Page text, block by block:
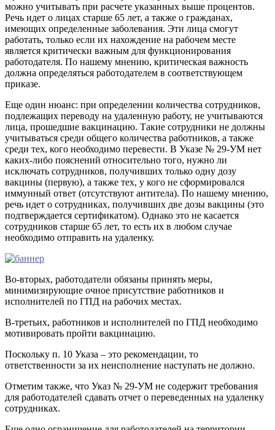
можно учитывать при расчете указанных выше процентов.
Речь идет о лицах старше 65 лет, а также о гражданах,
имеющих определенные заболевания. Эти лица смогут
работать, только если их нахождение на рабочем месте
является критически важным для функционирования
работодателя. По нашему мнению, критическая важность
должна определяться работодателем в соответствующем
приказе.
Еще один нюанс: при определении количества сотрудников,
подлежащих переводу на удаленную работу, не учитываются
лица, прошедшие вакцинацию. Такие сотрудники не должны
учитываться среди общего количества работников, а также
среди тех, кого необходимо перевести. В Указе № 29-УМ нет
каких-либо пояснений относительно того, нужно ли
исключать сотрудников, получивших только одну дозу
вакцины (первую), а также тех, у кого не сформировался
иммунный ответ (отсутствуют антитела). По нашему мнению,
речь идет о сотрудниках, получивших две дозы вакцины (это
подтверждается сертификатом). Однако это не касается
сотрудников старше 65 лет, то есть их в любом случае
необходимо отправить на удаленку.
Во-вторых, работодатели обязаны принять меры,
минимизирующие очное присутствие работников и
исполнителей по ГПД на рабочих местах.
В-третьих, работников и исполнителей по ГПД необходимо
мотивировать пройти вакцинацию.
Поскольку п. 10 Указа – это рекомендации, то
ответственности за их неисполнение наступать не должно.
Отметим также, что Указ № 29-УМ не содержит требования
для работодателей сдавать отчет о переведенных на удаленку
сотрудниках.